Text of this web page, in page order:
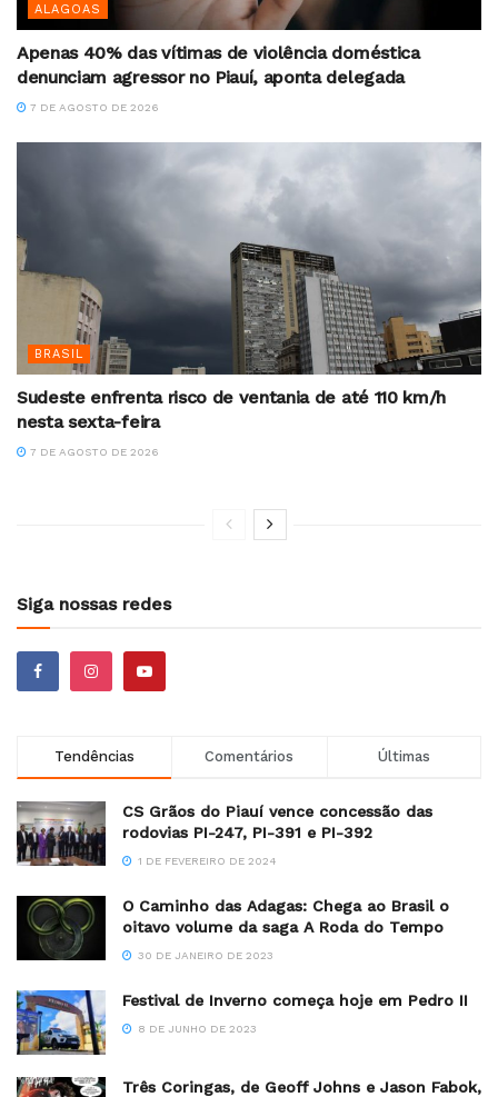
ALAGOAS
Apenas 40% das vítimas de violência doméstica
denunciam agressor no Piauí, aponta delegada
7 DE AGOSTO DE 2026
BRASIL
Sudeste enfrenta risco de ventania de até 110 km/h
nesta sexta-feira
7 DE AGOSTO DE 2026
Siga nossas redes
Tendências Comentários Últimas
CS Grãos do Piauí vence concessão das
rodovias PI-247, PI-391 e PI-392
1 DE FEVEREIRO DE 2024
O Caminho das Adagas: Chega ao Brasil o
oitavo volume da saga A Roda do Tempo
30 DE JANEIRO DE 2023
Festival de Inverno começa hoje em Pedro II
8 DE JUNHO DE 2023
Três Coringas, de Geoff Johns e Jason Fabok,